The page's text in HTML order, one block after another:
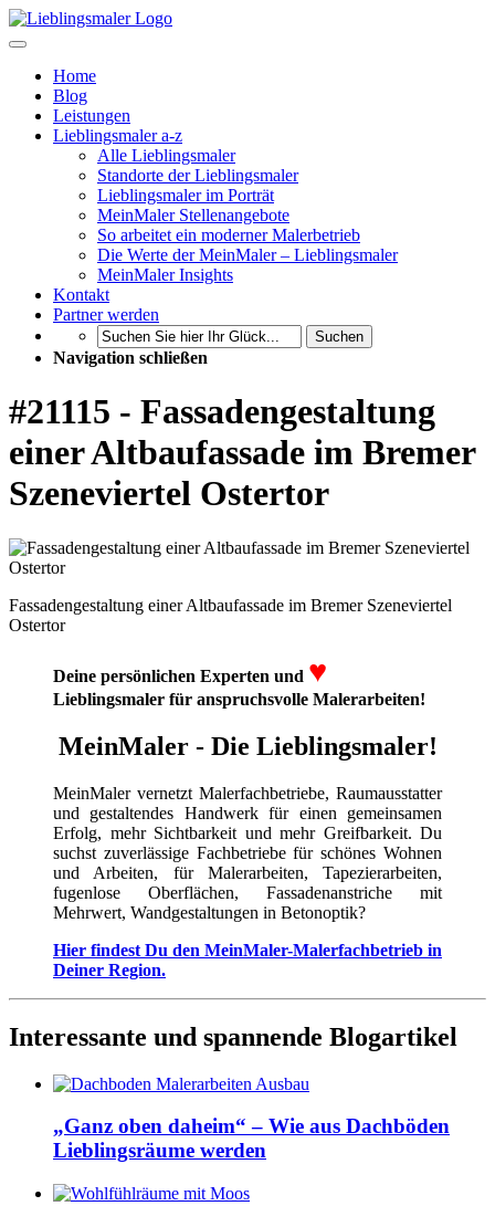
Home
Blog
Leistungen
Lieblingsmaler a-z
Alle Lieblingsmaler
Standorte der Lieblingsmaler
Lieblingsmaler im Porträt
MeinMaler Stellenangebote
So arbeitet ein moderner Malerbetrieb
Die Werte der MeinMaler – Lieblingsmaler
MeinMaler Insights
Kontakt
Partner werden
Suchen
Navigation schließen
#21115 - Fassadengestaltung
einer Altbaufassade im Bremer
Szeneviertel Ostertor
Fassadengestaltung einer Altbaufassade im Bremer Szeneviertel
Ostertor
Deine persönlichen Experten und ♥
Lieblingsmaler für anspruchsvolle Malerarbeiten!
MeinMaler - Die Lieblingsmaler!
MeinMaler vernetzt Malerfachbetriebe, Raumausstatter
und gestaltendes Handwerk für einen gemeinsamen
Erfolg, mehr Sichtbarkeit und mehr Greifbarkeit. Du
suchst zuverlässige Fachbetriebe für schönes Wohnen
und Arbeiten, für Malerarbeiten, Tapezierarbeiten,
fugenlose Oberflächen, Fassadenanstriche mit
Mehrwert, Wandgestaltungen in Betonoptik?
Hier findest Du den MeinMaler-Malerfachbetrieb in
Deiner Region.
Interessante und spannende Blogartikel
„Ganz oben daheim“ – Wie aus Dachböden
Lieblingsräume werden